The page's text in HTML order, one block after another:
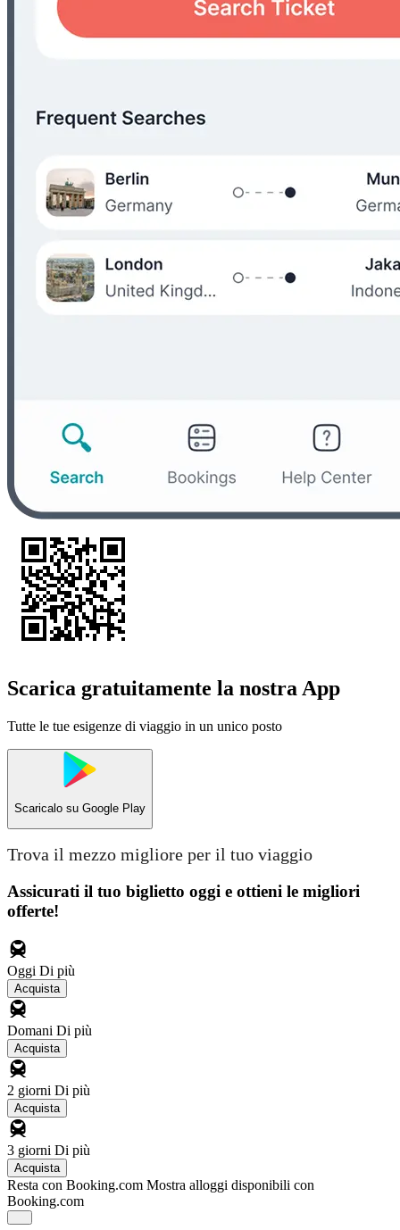
Scarica gratuitamente la nostra App
Tutte le tue esigenze di viaggio in un unico posto
Scaricalo su Google Play
Trova il mezzo migliore per il tuo viaggio
Assicurati il ​​tuo biglietto oggi e ottieni le migliori
offerte!
Oggi Di più
Acquista
Domani Di più
Acquista
2 giorni Di più
Acquista
3 giorni Di più
Acquista
Resta con Booking.com Mostra alloggi disponibili con
Booking.com